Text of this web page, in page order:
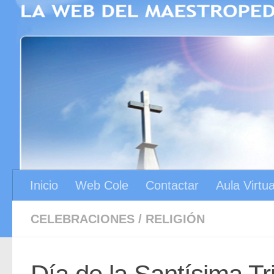
Saltar al contenido
Inicio Web Cole Contactar Aula
CELEBRACIONES / RELIGIÓN